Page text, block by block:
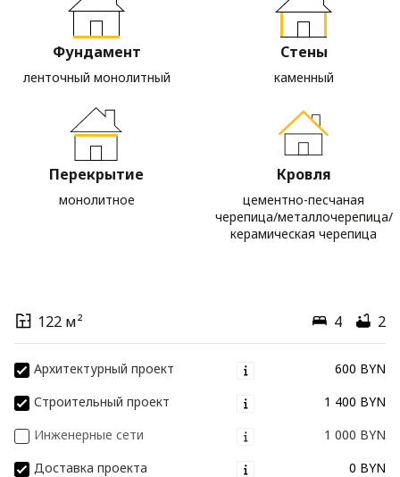
Фундамент
ленточный монолитный
Стены
каменный
Перекрытие
монолитное
Кровля
цементно-песчаная
черепица/металлочерепица/
керамическая черепица
122 м² 4 2
Архитектурный проект
600 BYN
Строительный проект
1 400 BYN
Инженерные сети
1 000 BYN
Доставка проекта
0 BYN